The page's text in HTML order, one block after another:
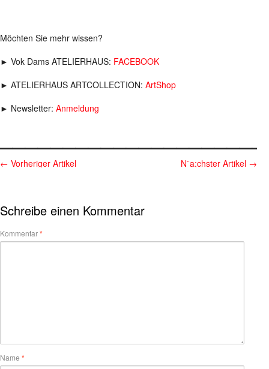
Möchten Sie mehr wissen?
► Vok Dams ATELIERHAUS: FACEBOOK
► ATELIERHAUS ARTCOLLECTION: ArtShop
► Newsletter: Anmeldung
← Vorheriger Artikel N¨a;chster Artikel →
Schreibe einen Kommentar
Kommentar*
Name *